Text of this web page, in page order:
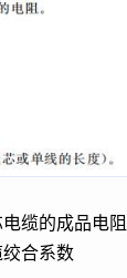
缆的成品电
合系数